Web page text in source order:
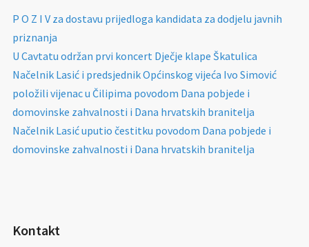
P O Z I V za dostavu prijedloga kandidata za dodjelu javnih
priznanja
U Cavtatu održan prvi koncert Dječje klape Škatulica
Načelnik Lasić i predsjednik Općinskog vijeća Ivo Simović
položili vijenac u Čilipima povodom Dana pobjede i
domovinske zahvalnosti i Dana hrvatskih branitelja
Načelnik Lasić uputio čestitku povodom Dana pobjede i
domovinske zahvalnosti i Dana hrvatskih branitelja
Kontakt